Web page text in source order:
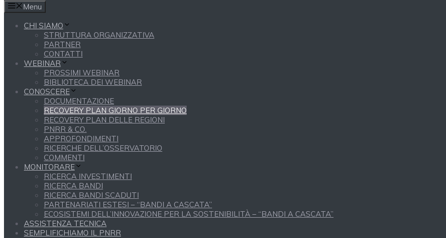
Menu
CHI SIAMO
STRUTTURA ORGANIZZATIVA
PARTNER
CONTATTI
WEBINAR
PROSSIMI WEBINAR
BIBLIOTECA DEI WEBINAR
CONOSCERE
DOCUMENTAZIONE
RECOVERY PLAN GIORNO PER GIORNO
RECOVERY PLAN DELLE REGIONI
PNRR & CO.
APPROFONDIMENTI
RICERCHE DELL’OSSERVATORIO
COMMENTI
MONITORARE
RICERCA INVESTIMENTI
RICERCA BANDI
RICERCA BANDI SCADUTI
PARTENARIATI ESTESI – “BANDI A CASCATA”
ECOSISTEMI DELL’INNOVAZIONE PER LA SOSTENIBILITÀ – “BANDI A CASCATA”
ASSISTENZA TECNICA
SEMPLIFICHIAMO IL PNRR